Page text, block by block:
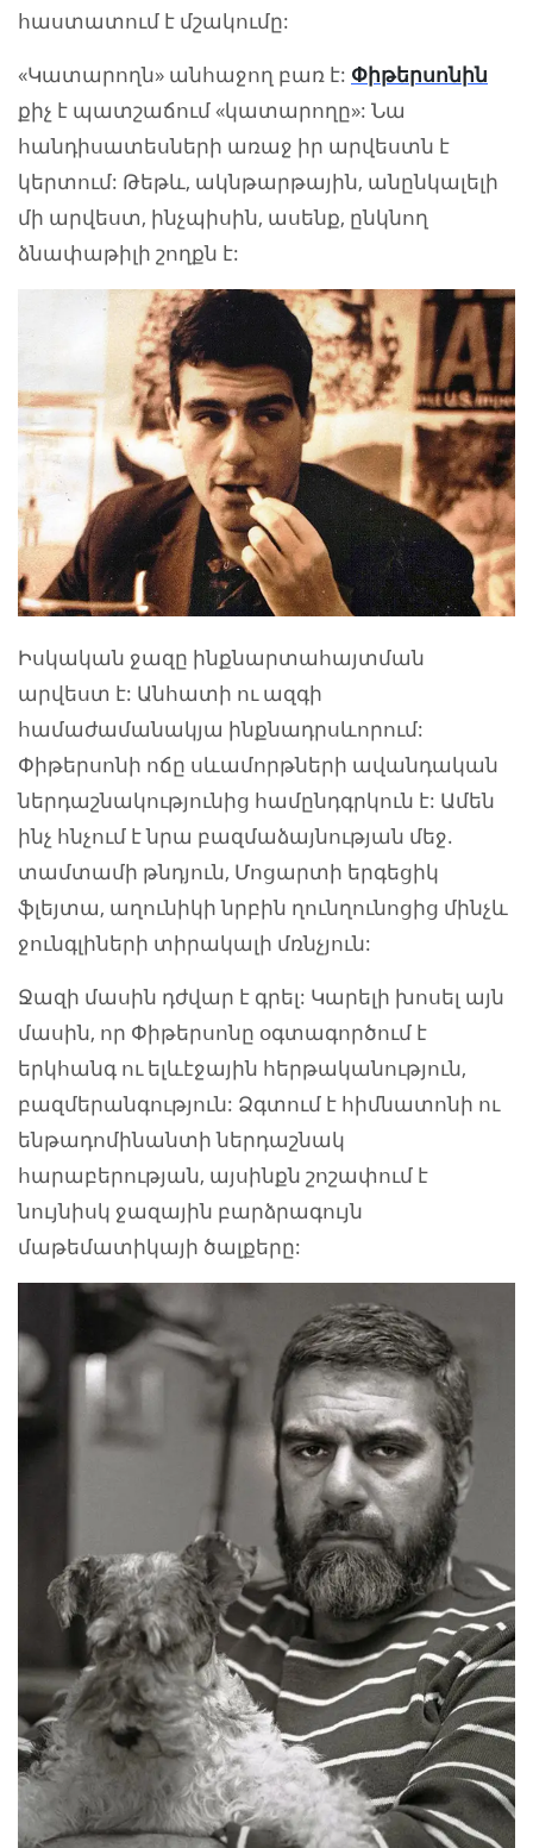
հաստատում է մշակումը:
«Կատարողն» անհաջող բառ է: Փիթերսոնին
քիչ է պատշաճում «կատարողը»: Նա
հանդիսատեսների առաջ իր արվեստն է
կերտում: Թեթև, ակնթարթային, անընկալելի
մի արվեստ, ինչպիսին, ասենք, ընկնող
ձնափաթիլի շողքն է:
Իսկական ջազը ինքնարտահայտման
արվեստ է: Անհատի ու ազգի
համաժամանակյա ինքնադրսևորում:
Փիթերսոնի ոճը սևամորթների ավանդական
ներդաշնակությունից համընդգրկուն է: Ամեն
ինչ հնչում է նրա բազմաձայնության մեջ.
տամտամի թնդյուն, Մոցարտի երգեցիկ
ֆլեյտա, աղունիկի նրբին ղունղունոցից մինչև
ջունգլիների տիրակալի մռնչյուն:
Ջազի մասին դժվար է գրել: Կարելի խոսել այն
մասին, որ Փիթերսոնը օգտագործում է
երկհանգ ու ելևէջային հերթականություն,
բազմերանգություն: Ձգտում է հիմնատոնի ու
ենթադոմինանտի ներդաշնակ
հարաբերության, այսինքն շոշափում է
նույնիսկ ջազային բարձրագույն
մաթեմատիկայի ծալքերը: